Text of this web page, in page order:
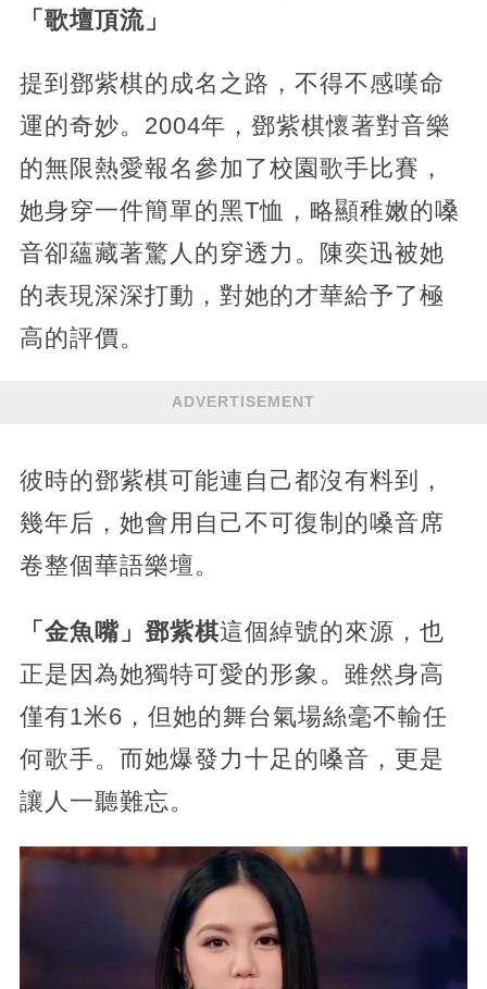
「歌壇頂流」
提到鄧紫棋的成名之路，不得不感嘆命
運的奇妙。2004年，鄧紫棋懷著對音樂
的無限熱愛報名參加了校園歌手比賽，
她身穿一件簡單的黑T恤，略顯稚嫩的嗓
音卻蘊藏著驚人的穿透力。陳奕迅被她
的表現深深打動，對她的才華給予了極
高的評價。
ADVERTISEMENT
彼時的鄧紫棋可能連自己都沒有料到，
幾年后，她會用自己不可復制的嗓音席
卷整個華語樂壇。
「金魚嘴」鄧紫棋這個綽號的來源，也
正是因為她獨特可愛的形象。雖然身高
僅有1米6，但她的舞台氣場絲毫不輸任
何歌手。而她爆發力十足的嗓音，更是
讓人一聽難忘。